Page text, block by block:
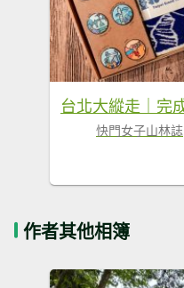
快門女子山林誌
作者其他相簿